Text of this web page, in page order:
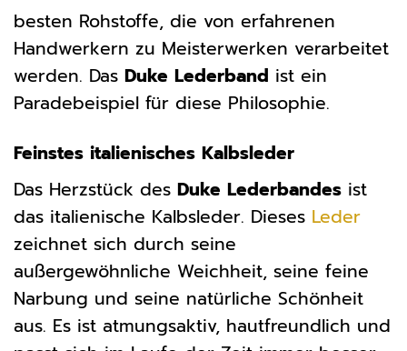
besten Rohstoffe, die von erfahrenen
Handwerkern zu Meisterwerken verarbeitet
werden. Das Duke Lederband ist ein
Paradebeispiel für diese Philosophie.
Feinstes italienisches Kalbsleder
Das Herzstück des Duke Lederbandes ist
das italienische Kalbsleder. Dieses Leder
zeichnet sich durch seine
außergewöhnliche Weichheit, seine feine
Narbung und seine natürliche Schönheit
aus. Es ist atmungsaktiv, hautfreundlich und